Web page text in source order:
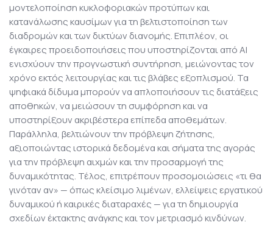
μοντελοποίηση κυκλοφοριακών προτύπων και
κατανάλωσης καυσίμων για τη βελτιστοποίηση των
διαδρομών και των δικτύων διανομής. Επιπλέον, οι
έγκαιρες προειδοποιήσεις που υποστηρίζονται από AI
ενισχύουν την προγνωστική συντήρηση, μειώνοντας τον
χρόνο εκτός λειτουργίας και τις βλάβες εξοπλισμού. Τα
ψηφιακά δίδυμα μπορούν να απλοποιήσουν τις διατάξεις
αποθηκών, να μειώσουν τη συμφόρηση και να
υποστηρίξουν ακριβέστερα επίπεδα αποθεμάτων.
Παράλληλα, βελτιώνουν την πρόβλεψη ζήτησης,
αξιοποιώντας ιστορικά δεδομένα και σήματα της αγοράς
για την πρόβλεψη αιχμών και την προσαρμογή της
δυναμικότητας. Τέλος, επιτρέπουν προσομοιώσεις «τι θα
γινόταν αν» — όπως κλείσιμο λιμένων, ελλείψεις εργατικού
δυναμικού ή καιρικές διαταραχές — για τη δημιουργία
σχεδίων έκτακτης ανάγκης και τον μετριασμό κινδύνων.